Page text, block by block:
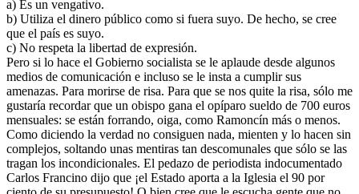
a) Es un vengativo.
b) Utiliza el dinero público como si fuera suyo. De hecho, se cree
que el país es suyo.
c) No respeta la libertad de expresión.
Pero si lo hace el Gobierno socialista se le aplaude desde algunos
medios de comunicación e incluso se le insta a cumplir sus
amenazas. Para morirse de risa. Para que se nos quite la risa, sólo me
gustaría recordar que un obispo gana el opíparo sueldo de 700 euros
mensuales: se están forrando, oiga, como Ramoncín más o menos.
Como diciendo la verdad no consiguen nada, mienten y lo hacen sin
complejos, soltando unas mentiras tan descomunales que sólo se las
tragan los incondicionales. El pedazo de periodista indocumentado
Carlos Francino dijo que ¡el Estado aporta a la Iglesia el 90 por